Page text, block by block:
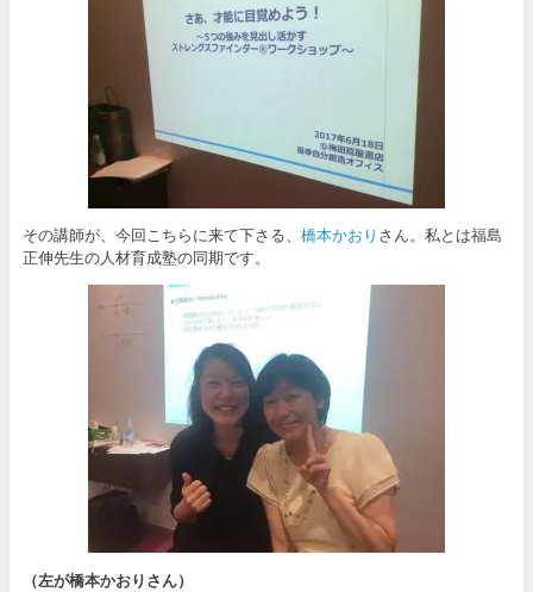
その講師が、今回こちらに来て下さる、 橋本かおり さん。私とは福島
正伸先生の人材育成塾の同期です。
（左が橋本かおりさん）